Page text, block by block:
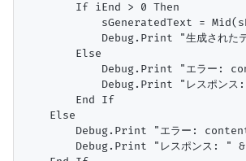
        If iEnd > 0 Then
sGeneratedText =
Debug.Print "生成された
        Else
Debug.Print "エラー:
Debug.Print "レスポンス
        End If
    Else
Debug.Print "エラー: content
Debug.Print "レスポンス: "